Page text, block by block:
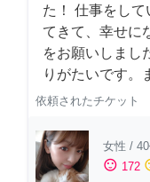
た！ 仕事をし
てきて、幸せに
をお願いしまし
りがたいです。
依頼されたチケット
女性 /
sentiment_satisfied 172